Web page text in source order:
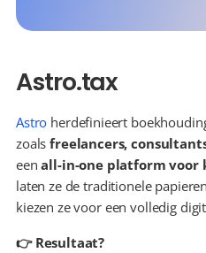
Astro.tax
Astro herdefinieert
zoals freelancers,
een all-in-one platform voor
laten ze de traditionele
kiezen ze voor een volledig
👉 Resultaat?